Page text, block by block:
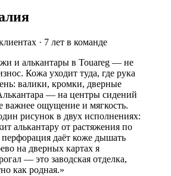
· 7 лет в команде
и алькантары в Touareg — не
Кожа уходит туда, где рука
валики, кромки, дверные
— на центры сидений
важнее ощущение и мягкость.
рисунок в двух исполнениях:
алькантару от растяжения по
даёт коже дышать
на дверных картах я
— это заводская отделка,
как родная.»